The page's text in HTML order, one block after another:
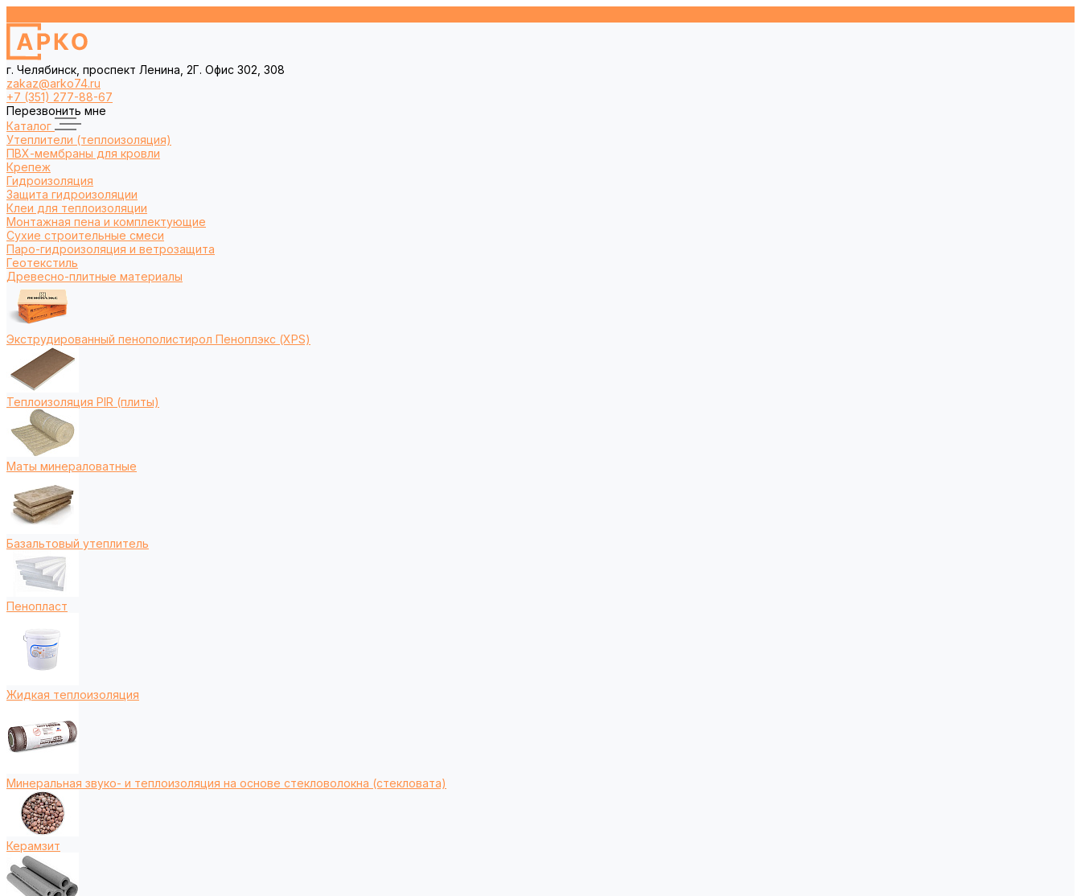
г. Челябинск, проспект Ленина, 2Г. Офис 302, 308
zakaz@arko74.ru
+7 (351) 277-88-67
Перезвонить мне
Каталог
Утеплители (теплоизоляция)
ПВХ-мембраны для кровли
Крепеж
Гидроизоляция
Защита гидроизоляции
Клеи для теплоизоляции
Монтажная пена и комплектующие
Сухие строительные смеси
Паро-гидроизоляция и ветрозащита
Геотекстиль
Древесно-плитные материалы
Экструдированный пенополистирол Пеноплэкс (XPS)
Теплоизоляция PIR (плиты)
Маты минераловатные
Базальтовый утеплитель
Пенопласт
Жидкая теплоизоляция
Минеральная звуко- и теплоизоляция на основе стекловолокна (стекловата)
Керамзит